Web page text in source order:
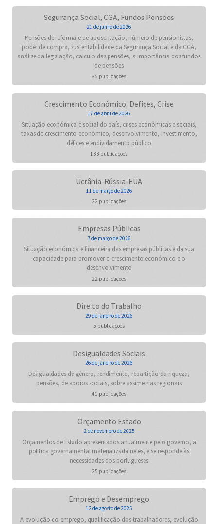
Segurança Social, CGA, Fundos Pensões
21 de junho de 2026
Pensões de reforma e de aposentação, número de pensionistas,
poder de compra, sustentabilidade da Segurança Social e da CGA,
análise da legislação, calculo das pensões, a importância dos fundos
de pensões
85 publicações
Crescimento Económico, Defices, Crise
17 de abril de 2026
Situação económica e social do país, crises económicas e sociais,
taxas de crescimento económico, desenvolvimento, investimento,
défices e endividamento público
133 publicações
Ucrânia-Rússia-EUA
11 de março de 2026
22 publicações
Empresas Públicas
7 de março de 2026
Situação económica e financeira das empresas públicas e da sua
capacidade para promover o crescimento económico e o
desenvolvimento
22 publicações
Direito do Trabalho
29 de janeiro de 2026
5 publicações
Desigualdades Sociais
26 de janeiro de 2026
Desigualdades de género, rendimento, repartição da riqueza,
pensões, de apoios sociais, sobre assimetrias regionais
41 publicações
Orçamento Estado
2 de novembro de 2025
Orçamentos de Estado apresentados anualmente pelo governo, a
politica governamental materializada neles, e se responde às
necessidades dos portugueses
25 publicações
Emprego e Desemprego
12 de agosto de 2025
A evolução do emprego, qualificação dos trabalhadores, evolução